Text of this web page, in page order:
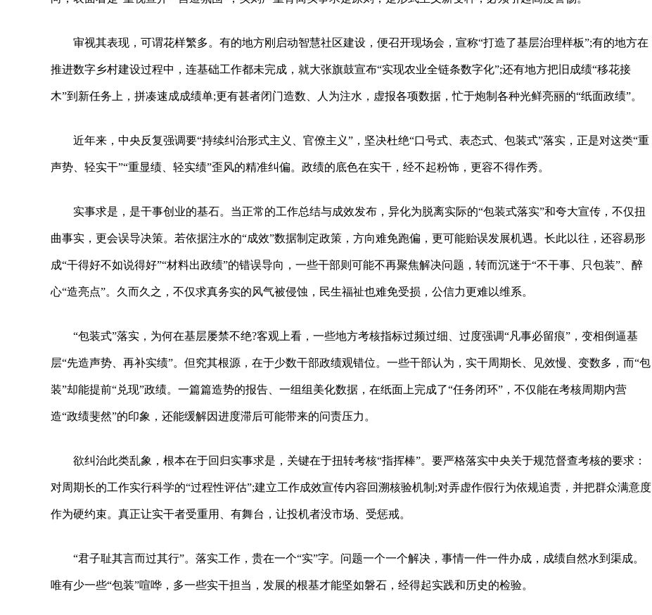
审视其表现，可谓花样繁多。有的地方刚启动智慧社区建设，便召开现场会，宣称“打造了基层治理样板”;有的地方在
推进数字乡村建设过程中，连基础工作都未完成，就大张旗鼓宣布“实现农业全链条数字化”;还有地方把旧成绩“移花接
木”到新任务上，拼凑速成成绩单;更有甚者闭门造数、人为注水，虚报各项数据，忙于炮制各种光鲜亮丽的“纸面政绩”。
近年来，中央反复强调要“持续纠治形式主义、官僚主义”，坚决杜绝“口号式、表态式、包装式”落实，正是对这类“重
声势、轻实干”“重显绩、轻实绩”歪风的精准纠偏。政绩的底色在实干，经不起粉饰，更容不得作秀。
实事求是，是干事创业的基石。当正常的工作总结与成效发布，异化为脱离实际的“包装式落实”和夸大宣传，不仅扭
曲事实，更会误导决策。若依据注水的“成效”数据制定政策，方向难免跑偏，更可能贻误发展机遇。长此以往，还容易形
成“干得好不如说得好”“材料出政绩”的错误导向，一些干部则可能不再聚焦解决问题，转而沉迷于“不干事、只包装”、醉
心“造亮点”。久而久之，不仅求真务实的风气被侵蚀，民生福祉也难免受损，公信力更难以维系。
“包装式”落实，为何在基层屡禁不绝?客观上看，一些地方考核指标过频过细、过度强调“凡事必留痕”，变相倒逼基
层“先造声势、再补实绩”。但究其根源，在于少数干部政绩观错位。一些干部认为，实干周期长、见效慢、变数多，而“包
装”却能提前“兑现”政绩。一篇篇造势的报告、一组组美化数据，在纸面上完成了“任务闭环”，不仅能在考核周期内营
造“政绩斐然”的印象，还能缓解因进度滞后可能带来的问责压力。
欲纠治此类乱象，根本在于回归实事求是，关键在于扭转考核“指挥棒”。要严格落实中央关于规范督查考核的要求：
对周期长的工作实行科学的“过程性评估”;建立工作成效宣传内容回溯核验机制;对弄虚作假行为依规追责，并把群众满意度
作为硬约束。真正让实干者受重用、有舞台，让投机者没市场、受惩戒。
“君子耻其言而过其行”。落实工作，贵在一个“实”字。问题一个一个解决，事情一件一件办成，成绩自然水到渠成。
唯有少一些“包装”喧哗，多一些实干担当，发展的根基才能坚如磐石，经得起实践和历史的检验。